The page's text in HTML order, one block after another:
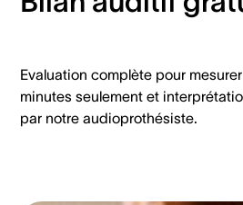
Evaluation complète pour
minutes seulement et
par notre audioprothésiste.